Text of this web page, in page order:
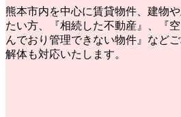
熊本市内を中心に賃貸物件、建物
たい方、『相続した不動産』、『
んでおり管理できない物件』など
解体も対応いたします。